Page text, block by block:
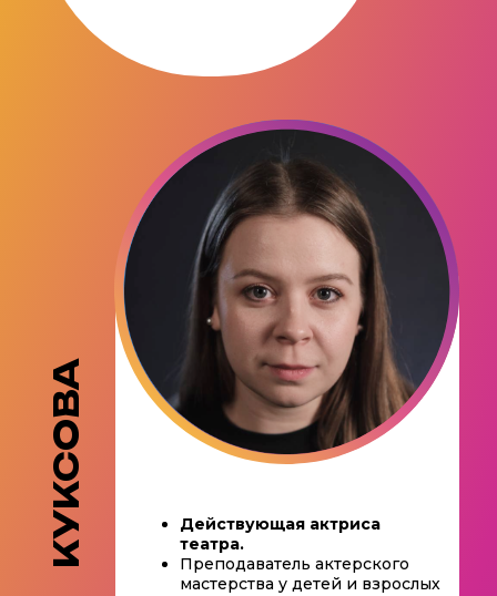
Действующая актриса
театра.
Преподаватель актерского
мастерства у детей и взрослых
КУКСОВА